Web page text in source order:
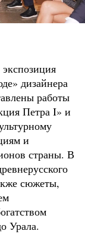
дизайнера
работы
Петра I» и
и
страны. В
сюжеты,
Урала.